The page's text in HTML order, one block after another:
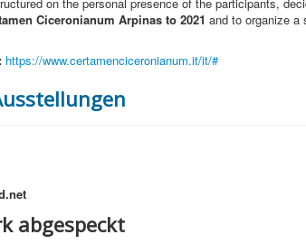
Ciceronianum Arpinas to 2021 and to organize a
https://www.certamenciceronianum.it/it/#
abgespeckt